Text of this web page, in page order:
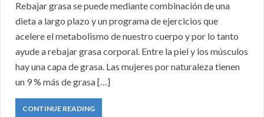
Rebajar grasa se puede mediante combinación de una
dieta a largo plazo y un programa de ejercicios que
acelere el metabolismo de nuestro cuerpo y por lo tanto
ayude a rebajar grasa corporal. Entre la piel y los músculos
hay una capa de grasa. Las mujeres por naturaleza tienen
un 9 % más de grasa […]
CONTINUE READING